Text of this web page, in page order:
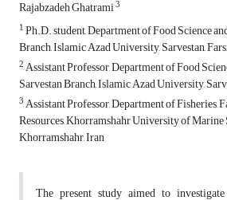
Rajabzadeh Ghatrami3
1Ph.D. student, Department of Food Science
Branch, Islamic Azad University, Sarvestan,
2Assistant Professor, Department of Food
Sarvestan Branch, Islamic Azad University,
3Assistant Professor, Department of
Resources, Khorramshahr University of Marine
Khorramshahr, Iran
The present study aimed to